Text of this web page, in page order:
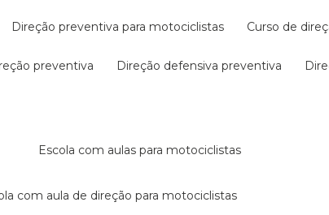
direção preventiva para motociclistas curso de
preventiva direção defensiva preventiva
escola com aulas para motociclistas
com aula de direção para motociclistas